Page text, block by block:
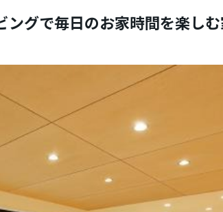
ングで毎日のお家時間を楽し